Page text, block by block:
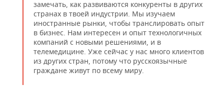
замечать, как развиваются конкуренты в других
странах в твоей индустрии. Мы изучаем
иностранные рынки, чтобы транслировать опыт
в бизнес. Нам интересен и опыт технологичных
компаний с новыми решениями, и в
телемедицине. Уже сейчас у нас много клиентов
из других стран, потому что русскоязычные
граждане живут по всему миру.